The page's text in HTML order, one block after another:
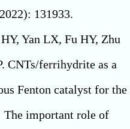
131933.
Yan LX, Fu HY, Zhu
CNTs/ferrihydrite as a
Fenton catalyst for the
The important role of